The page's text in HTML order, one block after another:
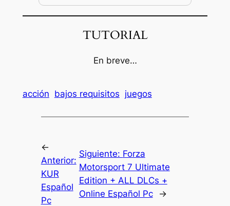
TUTORIAL
En breve…
acción bajos requisitos juegos
←
Anterior:
KUR
Español
Pc
Siguiente: Forza
Motorsport 7 Ultimate
Edition + ALL DLCs +
Online Español Pc
→